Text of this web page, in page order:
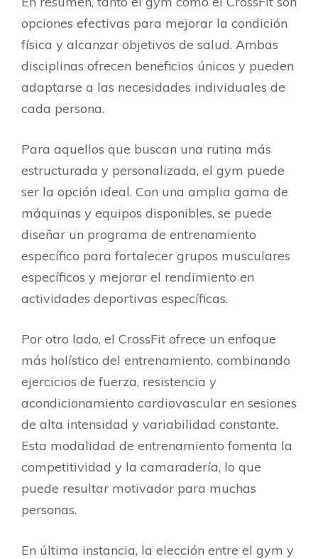
opciones efectivas para mejorar la condición
física y alcanzar objetivos de salud. Ambas
disciplinas ofrecen beneficios únicos y pueden
adaptarse a las necesidades individuales de
cada persona.
Para aquellos que buscan una rutina más
estructurada y personalizada, el gym puede
ser la opción ideal. Con una amplia gama de
máquinas y equipos disponibles, se puede
diseñar un programa de entrenamiento
específico para fortalecer grupos musculares
específicos y mejorar el rendimiento en
actividades deportivas específicas.
Por otro lado, el CrossFit ofrece un enfoque
más holístico del entrenamiento, combinando
ejercicios de fuerza, resistencia y
acondicionamiento cardiovascular en sesiones
de alta intensidad y variabilidad constante.
Esta modalidad de entrenamiento fomenta la
competitividad y la camaradería, lo que
puede resultar motivador para muchas
personas.
En última instancia, la elección entre el gym y